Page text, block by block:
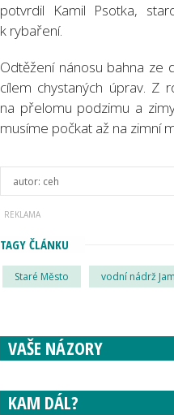
potvrdil Kamil Psotka,
k rybaření.
Odtěžení nánosu bahna ze
cílem chystaných úprav. Z
na přelomu podzimu a
musíme počkat až na zimní
autor: ceh
TAGY ČLÁNKU
Staré Město vodní nádrž
VAŠE NÁZORY
KAM DÁL?